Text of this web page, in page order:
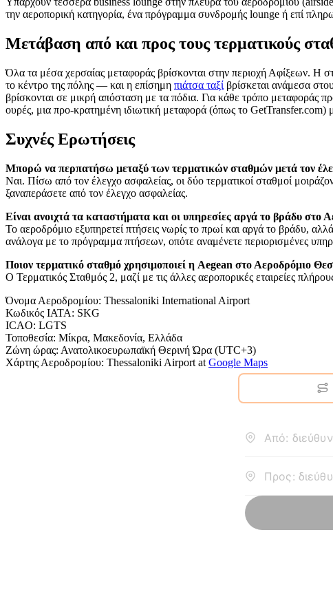
την αεροπορική κατηγορία, ένα πρόγραμμα συνδρομής lounge ή επί
Μετάβαση από και προς τους τερματικούς
Όλα τα μέσα χερσαίας μεταφοράς βρίσκονται στην περιοχή Αφίξεων. Η
το κέντρο της πόλης — και η επίσημη πιάτσα ταξί βρίσκεται ανάμεσα
βρίσκονται σε μικρή απόσταση με τα πόδια. Για κάθε τρόπο μεταφοράς
ουρές, μια προ-κρατημένη ιδιωτική μεταφορά (όπως το GetTransfer.com)
Συχνές Ερωτήσεις
Μπορώ να περπατήσω μεταξύ των τερματικών σταθμών μετά τον
Ναι. Πίσω από τον έλεγχο ασφαλείας, οι δύο τερματικοί σταθμοί
ξαναπεράσετε από τον έλεγχο ασφαλείας.
Είναι ανοιχτά τα καταστήματα και οι υπηρεσίες αργά το βράδυ στο
Το αεροδρόμιο εξυπηρετεί πτήσεις νωρίς το πρωί και αργά το βράδυ,
ανάλογα με το πρόγραμμα πτήσεων, οπότε αναμένετε περιορισμένες
Ποιον τερματικό σταθμό χρησιμοποιεί η Aegean στο Αεροδρόμιο
Ο Τερματικός Σταθμός 2, μαζί με τις άλλες αεροπορικές εταιρείες
Όνομα Αεροδρομίου: Thessaloniki International Airport
Κωδικός IATA: SKG
ICAO: LGTS
Τοποθεσία: Μίκρα, Μακεδονία, Ελλάδα
Ζώνη ώρας: Ανατολικοευρωπαϊκή Θερινή Ώρα (UTC+3)
Χάρτης Αεροδρομίου: Thessaloniki Airport at Google Maps